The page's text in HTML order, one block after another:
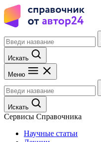
Искать
Меню
Искать
Сервисы Справочника
Научные статьи